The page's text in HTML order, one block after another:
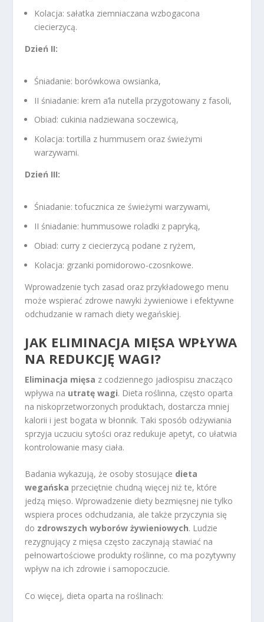
Kolacja: sałatka ziemniaczana wzbogacona
ciecierzycą.
Dzień II:
Śniadanie: borówkowa owsianka,
II śniadanie: krem a’la nutella przygotowany z fasoli,
Obiad: cukinia nadziewana soczewicą,
Kolacja: tortilla z hummusem oraz świeżymi
warzywami.
Dzień III:
Śniadanie: tofucznica ze świeżymi warzywami,
II śniadanie: hummusowe roladki z papryką,
Obiad: curry z ciecierzycą podane z ryżem,
Kolacja: grzanki pomidorowo-czosnkowe.
Wprowadzenie tych zasad oraz przykładowego menu
może wspierać zdrowe nawyki żywieniowe i efektywne
odchudzanie w ramach diety wegańskiej.
JAK ELIMINACJA MIĘSA WPŁYWA
NA REDUKCJĘ WAGI?
Eliminacja mięsa z codziennego jadłospisu znacząco
wpływa na utratę wagi. Dieta roślinna, często oparta
na niskoprzetworzonych produktach, dostarcza mniej
kalorii i jest bogata w błonnik. Taki sposób odżywiania
sprzyja uczuciu sytości oraz redukuje apetyt, co ułatwia
kontrolowanie masy ciała.
Badania wykazują, że osoby stosujące dieta
wegańska przeciętnie chudną więcej niż te, które
jedzą mięso. Wprowadzenie diety bezmięsnej nie tylko
wspiera proces odchudzania, ale także przyczynia się
do zdrowszych wyborów żywieniowych. Ludzie
rezygnujący z mięsa często zaczynają stawiać na
pełnowartościowe produkty roślinne, co ma pozytywny
wpływ na ich zdrowie i samopoczucie.
Co więcej, dieta oparta na roślinach: